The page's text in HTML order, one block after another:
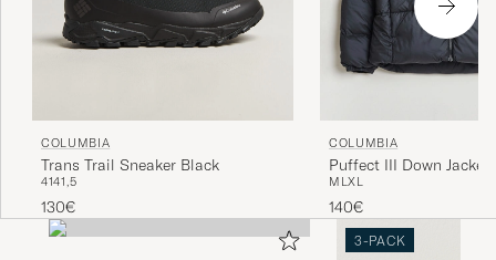
COLUMBIA
Trans Trail Sneaker Black
4141,5
130€
COLUMBIA
Puffect III Down Jacket
M LXL
140€
3-PACK